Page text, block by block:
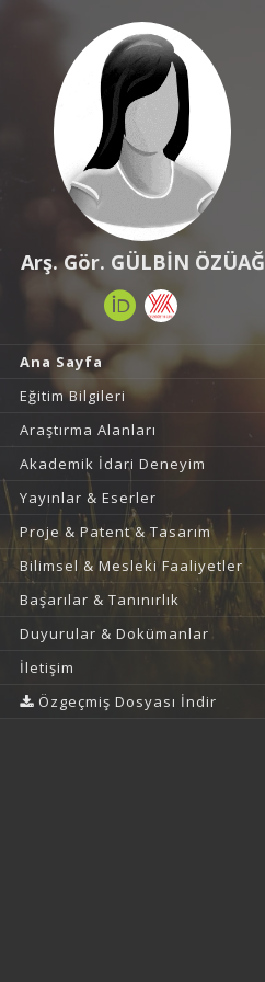
Arş. Gör. GÜLBİN ÖZÜAĞ
Ana Sayfa
Eğitim Bilgileri
Araştırma Alanları
Akademik İdari Deneyim
Yayınlar & Eserler
Proje & Patent & Tasarım
Bilimsel & Mesleki Faaliyetler
Başarılar & Tanınırlık
Duyurular & Dokümanlar
İletişim
Özgeçmiş Dosyası İndir